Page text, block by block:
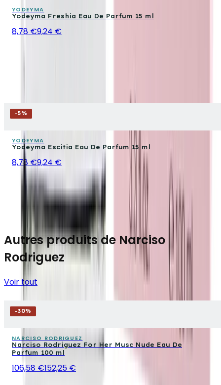
YODEYMA
Yodeyma Freshia Eau De Parfum 15 ml
8,78 €9,24 €
-5%
YODEYMA
Yodeyma Escitia Eau De Parfum 15 ml
8,78 €9,24 €
Autres produits de Narciso
Rodriguez
Voir tout
-30%
NARCISO RODRIGUEZ
Narciso Rodriguez For Her Musc Nude Eau De
Parfum 100 ml
106,58 €152,25 €